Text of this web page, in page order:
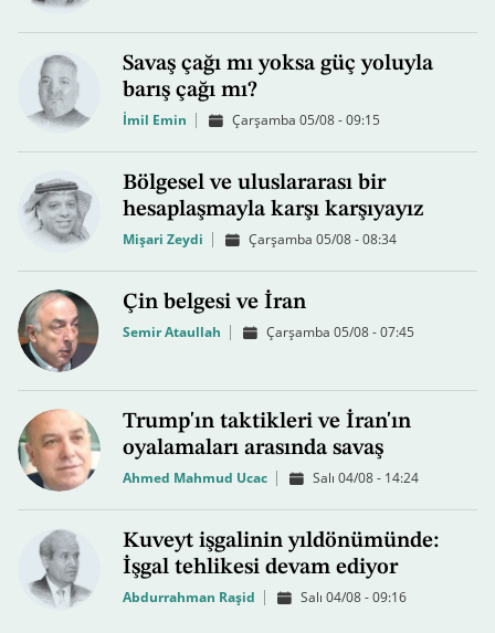
Savaş çağı mı yoksa güç yoluyla
barış çağı mı?
İmil Emin Çarşamba 05/08 - 09:15
Bölgesel ve uluslararası bir
hesaplaşmayla karşı karşıyayız
Mişari Zeydi Çarşamba 05/08 - 08:34
Çin belgesi ve İran
Semir Ataullah Çarşamba 05/08 - 07:45
Trump'ın taktikleri ve İran'ın
oyalamaları arasında savaş
Ahmed Mahmud Ucac Salı 04/08 - 14:24
Kuveyt işgalinin yıldönümünde:
İşgal tehlikesi devam ediyor
Abdurrahman Raşid Salı 04/08 - 09:16